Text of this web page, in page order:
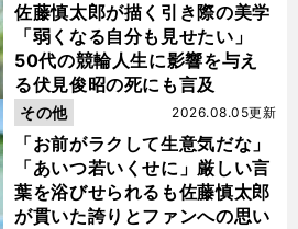
佐藤慎太郎が描く引き際の美学
「弱くなる自分も見せたい」
50代の競輪人生に影響を与え
る伏見俊昭の死にも言及
「お前がラクして生意気だな」
「あいつ若いくせに」厳しい言
葉を浴びせられるも佐藤慎太郎
が貫いた誇りとファンへの思い
2026.08.05更新
その他